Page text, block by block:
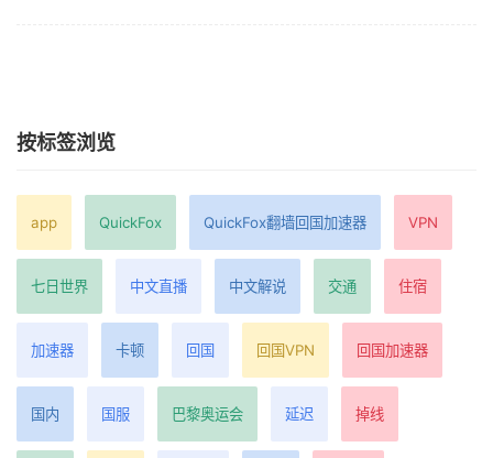
按标签浏览
app QuickFox QuickFox翻墙回国加速器 VPN
七日世界 中文直播 中文解说 交通 住宿
加速器 卡顿 回国 回国VPN 回国加速器
国内 国服 巴黎奥运会 延迟 掉线